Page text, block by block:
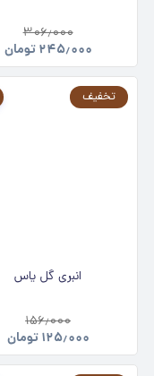
۳۰۶٫۰۰۰
۲۴۵٫۰۰۰ تومان
تخفیف
انبری گل یاس
۱۵۶٫۰۰۰
۱۲۵٫۰۰۰ تومان